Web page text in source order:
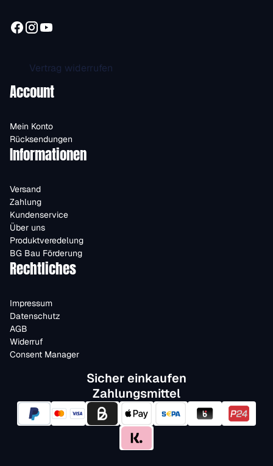
Vertrag widerrufen
Account
Mein Konto
Rücksendungen
Informationen
Versand
Zahlung
Kundenservice
Über uns
Produktveredelung
BG Bau Förderung
Rechtliches
Impressum
Datenschutz
AGB
Widerruf
Consent Manager
Sicher einkaufen
Zahlungsmittel